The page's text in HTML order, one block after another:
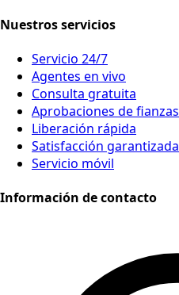
Nuestros servicios
Servicio 24/7
Agentes en vivo
Consulta gratuita
Aprobaciones de fianzas
Liberación rápida
Satisfacción garantizada
Servicio móvil
Información de contacto